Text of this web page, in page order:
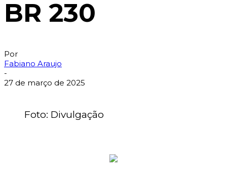
BR 230
Por
Fabiano Araujo
-
27 de março de 2025
Foto: Divulgação